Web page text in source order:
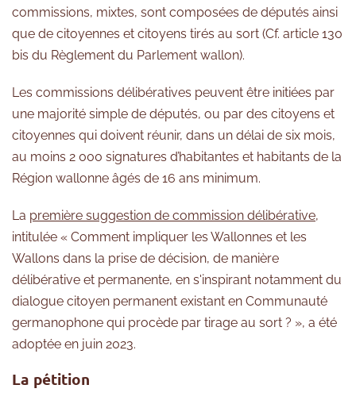
commissions, mixtes, sont composées de députés ainsi
que de citoyennes et citoyens tirés au sort (Cf. article 130
bis du Règlement du Parlement wallon).
Les commissions délibératives peuvent être initiées par
une majorité simple de députés, ou par des citoyens et
citoyennes qui doivent réunir, dans un délai de six mois,
au moins 2 000 signatures d’habitantes et habitants de la
Région wallonne âgés de 16 ans minimum.
La première suggestion de commission délibérative,
intitulée « Comment impliquer les Wallonnes et les
Wallons dans la prise de décision, de manière
délibérative et permanente, en s'inspirant notamment du
dialogue citoyen permanent existant en Communauté
germanophone qui procède par tirage au sort ? », a été
adoptée en juin 2023.
La pétition